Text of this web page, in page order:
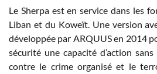
Le Sherpa est en service dans les
Liban et du Koweït. Une version
développée par ARQUUS en 2014
sécurité une capacité d’action
contre le crime organisé et le